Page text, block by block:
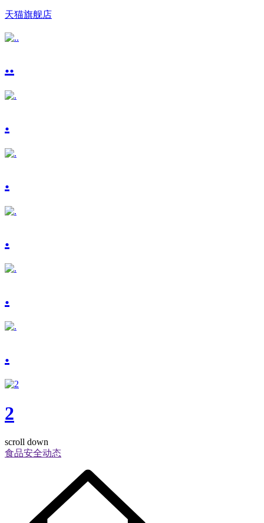
天猫旗舰店
..
.
.
.
.
.
2
scroll down
食品安全动态